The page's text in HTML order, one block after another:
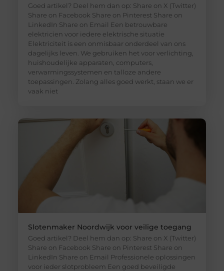
Goed artikel? Deel hem dan op: Share on X (Twitter)
Share on Facebook Share on Pinterest Share on
LinkedIn Share on Email Een betrouwbare
elektricien voor iedere elektrische situatie
Elektriciteit is een onmisbaar onderdeel van ons
dagelijks leven. We gebruiken het voor verlichting,
huishoudelijke apparaten, computers,
verwarmingssystemen en talloze andere
toepassingen. Zolang alles goed werkt, staan we er
vaak niet
Slotenmaker Noordwijk voor veilige toegang
Goed artikel? Deel hem dan op: Share on X (Twitter)
Share on Facebook Share on Pinterest Share on
LinkedIn Share on Email Professionele oplossingen
voor ieder slotprobleem Een goed beveiligde